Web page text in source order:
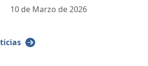
10 de Marzo de 2026